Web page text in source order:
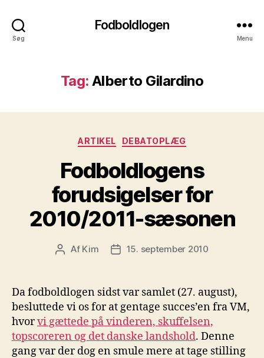
Søg
Fodboldlogen
Menu
Tag: Alberto Gilardino
Kategorier
ARTIKEL DEBATOPLÆG
Fodboldlogens
forudsigelser for
2010/2011-sæsonen
Indlægsforfatter
Af Kim Indlægsdato
15. september 2010
Da fodboldlogen sidst var samlet (27. august),
besluttede vi os for at gentage succes’en fra VM,
hvorvi gættede på vinderen, skuffelsen,
topscoreren og det danske landshold. Denne
gang var der dog en smule mere at tage stilling